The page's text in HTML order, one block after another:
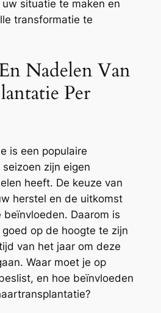
situatie te maken en
transformatie te
Nadelen Van
Per
is een populaire
zijn eigen
heeft. De keuze van
herstel en de uitkomst
Daarom is
op de hoogte te zijn
van het jaar om deze
Waar moet je op
en hoe beïnvloeden